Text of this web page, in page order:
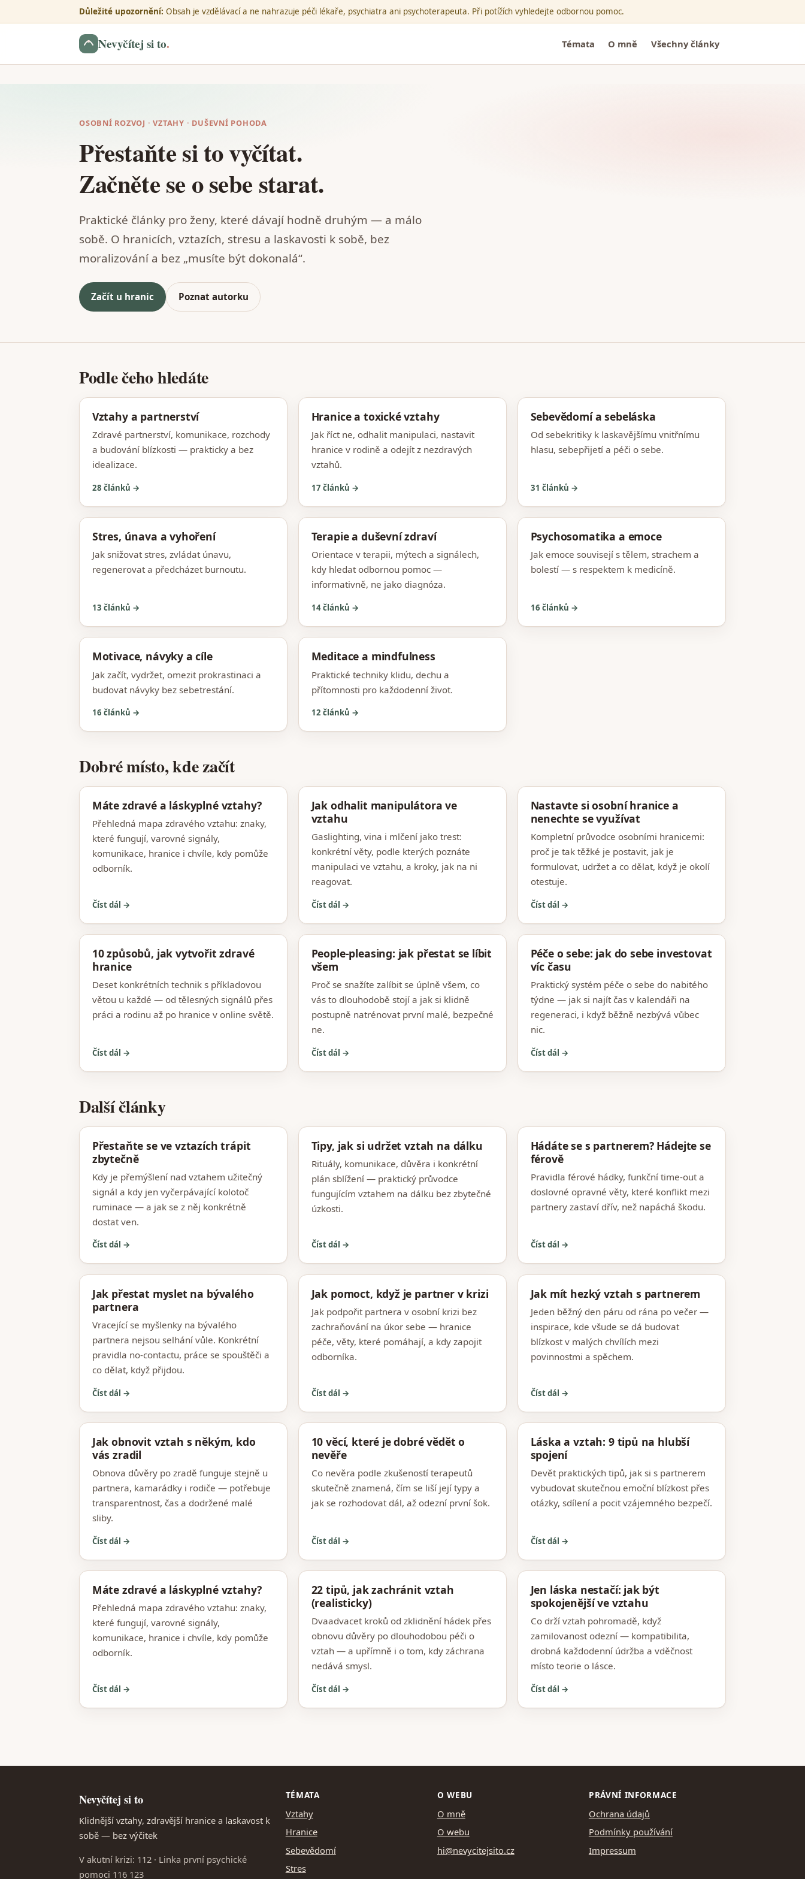
Důležité upozornění: Obsah je vzdělávací a ne nahrazuje péči lékaře, psychiatra ani psychoterapeuta. Při potížích vyhledejte odbornou pomoc.
Nevyčítej si to. Témata O mně Všechny články
OSOBNÍ ROZVOJ · VZTAHY · DUŠEVNÍ POHODA
Přestaňte si to vyčítat.
Začněte se o sebe starat.
Praktické články pro ženy, které dávají hodně druhým — a málo
sobě. O hranicích, vztazích, stresu a laskavosti k sobě, bez
moralizování a bez „musíte být dokonalá“.
Začít u hranic Poznat autorku
Podle čeho hledáte
Vztahy a partnerství
Zdravé partnerství, komunikace, rozchody
a budování blízkosti — prakticky a bez
idealizace.
28 článků →
Hranice a toxické vztahy
Jak říct ne, odhalit manipulaci, nastavit
hranice v rodině a odejít z nezdravých
vztahů.
17 článků →
Sebevědomí a sebeláska
Od sebekritiky k laskavějšímu vnitřnímu
hlasu, sebepřijetí a péči o sebe.
31 článků →
Stres, únava a vyhoření
Jak snižovat stres, zvládat únavu,
regenerovat a předcházet burnoutu.
13 článků →
Terapie a duševní zdraví
Orientace v terapii, mýtech a signálech,
kdy hledat odbornou pomoc —
informativně, ne jako diagnóza.
14 článků →
Psychosomatika a emoce
Jak emoce souvisejí s tělem, strachem a
bolestí — s respektem k medicíně.
16 článků →
Motivace, návyky a cíle
Jak začít, vydržet, omezit prokrastinaci a
budovat návyky bez sebetrestání.
16 článků →
Meditace a mindfulness
Praktické techniky klidu, dechu a
přítomnosti pro každodenní život.
12 článků →
Dobré místo, kde začít
Máte zdravé a láskyplné vztahy?
Přehledná mapa zdravého vztahu: znaky,
které fungují, varovné signály,
komunikace, hranice i chvíle, kdy pomůže
odborník.
Číst dál →
Jak odhalit manipulátora ve
vztahu
Gaslighting, vina i mlčení jako trest:
konkrétní věty, podle kterých poznáte
manipulaci ve vztahu, a kroky, jak na ni
reagovat.
Číst dál →
Nastavte si osobní hranice a
nenechte se využívat
Kompletní průvodce osobními hranicemi:
proč je tak těžké je postavit, jak je
formulovat, udržet a co dělat, když je okolí
otestuje.
Číst dál →
10 způsobů, jak vytvořit zdravé
hranice
Deset konkrétních technik s příkladovou
větou u každé — od tělesných signálů přes
práci a rodinu až po hranice v online světě.
Číst dál →
People-pleasing: jak přestat se líbit
všem
Proč se snažíte zalíbit se úplně všem, co
vás to dlouhodobě stojí a jak si klidně
postupně natrénovat první malé, bezpečné
ne.
Číst dál →
Péče o sebe: jak do sebe investovat
víc času
Praktický systém péče o sebe do nabitého
týdne — jak si najít čas v kalendáři na
regeneraci, i když běžně nezbývá vůbec
nic.
Číst dál →
Další články
Přestaňte se ve vztazích trápit
zbytečně
Kdy je přemýšlení nad vztahem užitečný
signál a kdy jen vyčerpávající kolotoč
ruminace — a jak se z něj konkrétně
dostat ven.
Číst dál →
Tipy, jak si udržet vztah na dálku
Rituály, komunikace, důvěra i konkrétní
plán sblížení — praktický průvodce
fungujícím vztahem na dálku bez zbytečné
úzkosti.
Číst dál →
Hádáte se s partnerem? Hádejte se
férově
Pravidla férové hádky, funkční time-out a
doslovné opravné věty, které konflikt mezi
partnery zastaví dřív, než napáchá škodu.
Číst dál →
Jak přestat myslet na bývalého
partnera
Vracející se myšlenky na bývalého
partnera nejsou selhání vůle. Konkrétní
pravidla no-contactu, práce se spouštěči a
co dělat, když přijdou.
Číst dál →
Jak pomoct, když je partner v krizi
Jak podpořit partnera v osobní krizi bez
zachraňování na úkor sebe — hranice
péče, věty, které pomáhají, a kdy zapojit
odborníka.
Číst dál →
Jak mít hezký vztah s partnerem
Jeden běžný den páru od rána po večer —
inspirace, kde všude se dá budovat
blízkost v malých chvílích mezi
povinnostmi a spěchem.
Číst dál →
Jak obnovit vztah s někým, kdo
vás zradil
Obnova důvěry po zradě funguje stejně u
partnera, kamarádky i rodiče — potřebuje
transparentnost, čas a dodržené malé
sliby.
Číst dál →
10 věcí, které je dobré vědět o
nevěře
Co nevěra podle zkušeností terapeutů
skutečně znamená, čím se liší její typy a
jak se rozhodovat dál, až odezní první šok.
Číst dál →
Láska a vztah: 9 tipů na hlubší
spojení
Devět praktických tipů, jak si s partnerem
vybudovat skutečnou emoční blízkost přes
otázky, sdílení a pocit vzájemného bezpečí.
Číst dál →
Máte zdravé a láskyplné vztahy?
Přehledná mapa zdravého vztahu: znaky,
které fungují, varovné signály,
komunikace, hranice i chvíle, kdy pomůže
odborník.
Číst dál →
22 tipů, jak zachránit vztah
(realisticky)
Dvaadvacet kroků od zklidnění hádek přes
obnovu důvěry po dlouhodobou péči o
vztah — a upřímně i o tom, kdy záchrana
nedává smysl.
Číst dál →
Jen láska nestačí: jak být
spokojenější ve vztahu
Co drží vztah pohromadě, když
zamilovanost odezní — kompatibilita,
drobná každodenní údržba a vděčnost
místo teorie o lásce.
Číst dál →
Nevyčítej si to
Klidnější vztahy, zdravější hranice a laskavost k
sobě — bez výčitek
V akutní krizi: 112 · Linka první psychické
pomoci 116 123
TÉMATA
Vztahy
Hranice
Sebevědomí
Stres
O WEBU
O mně
O webu
hi@nevycitejsito.cz
PRÁVNÍ INFORMACE
Ochrana údajů
Podmínky používání
Impressum